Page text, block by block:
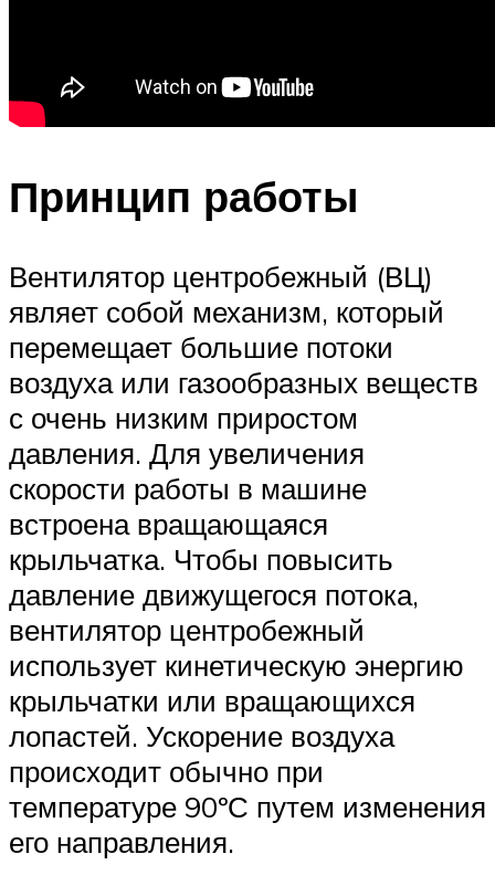
Принцип работы
Вентилятор центробежный (ВЦ)
являет собой механизм, который
перемещает большие потоки
воздуха или газообразных веществ
с очень низким приростом
давления. Для увеличения
скорости работы в машине
встроена вращающаяся
крыльчатка. Чтобы повысить
давление движущегося потока,
вентилятор центробежный
использует кинетическую энергию
крыльчатки или вращающихся
лопастей. Ускорение воздуха
происходит обычно при
температуре 90ºС путем изменения
его направления.